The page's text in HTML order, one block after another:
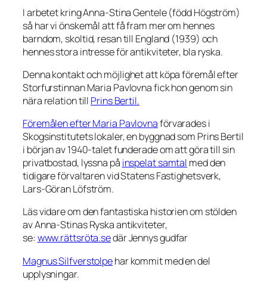
I arbetet kring Anna-Stina Gentele (född Högström)
så har vi önskemål att få fram mer om hennes
barndom, skoltid, resan till England (1939) och
hennes stora intresse för antikviteter, bla ryska.
Denna kontakt och möjlighet att köpa föremål efter
Storfurstinnan Maria Pavlovna fick hon genom sin
nära relation till Prins Bertil.
Föremålen efter Maria Pavlovnaförvarades i
Skogsinstitutets lokaler, en byggnad som Prins Bertil
i början av 1940-talet funderade om att göra till sin
privatbostad, lyssna på inspelat samtal med den
tidigare förvaltaren vid Statens Fastighetsverk,
Lars-Göran Löfström.
Läs vidare om den fantastiska historien om stölden
av Anna-Stinas Ryska antikviteter,
se: www.rättsröta.sedär Jennys gudfar
Magnus Silfverstolpehar kommit med en del
upplysningar.